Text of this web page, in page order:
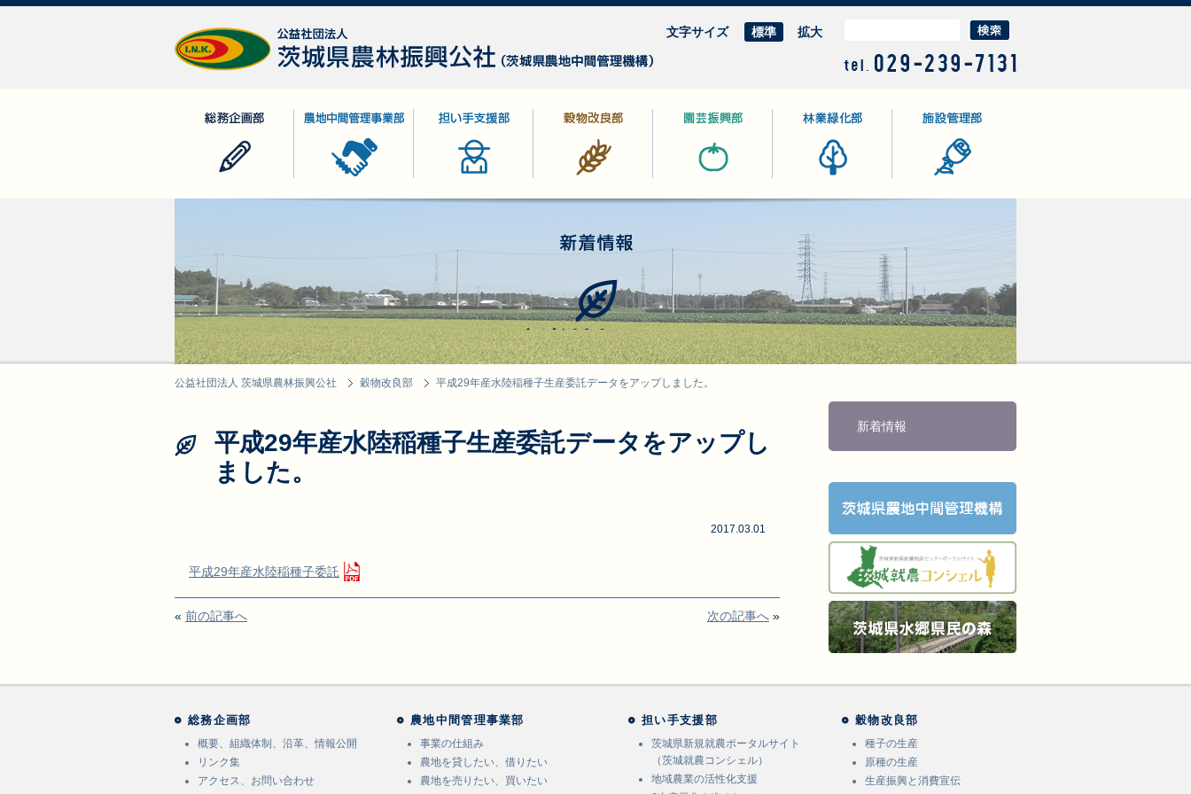
文字サイズ 標準 拡大
新着情報
公益社団法人 茨城県農林振興公社 穀物改良部 平成29年産水陸稲種子生産委託データをアップしました。
平成29年産水陸稲種子生産委託データをアップし
ました。
2017.03.01
平成29年産水陸稲種子委託
« 前の記事へ 次の記事へ »
新着情報
総務企画部
概要、組織体制、沿革、情報公開
リンク集
アクセス、お問い合わせ
農地中間管理事業部
事業の仕組み
農地を貸したい、借りたい
農地を売りたい、買いたい
担い手支援部
茨城県新規就農ポータルサイト
（茨城就農コンシェル）
地域農業の活性化支援
穀物改良部
種子の生産
原種の生産
生産振興と消費宣伝